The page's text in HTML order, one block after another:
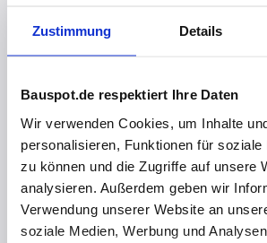
Zustimmung Details
Bauspot.de respektiert Ihre Daten
Wir verwenden Cookies, um Inhalte
personalisieren, Funktionen für soziale
zu können und die Zugriffe auf unsere
analysieren. Außerdem geben wir
Verwendung unserer Website an
soziale Medien, Werbung und